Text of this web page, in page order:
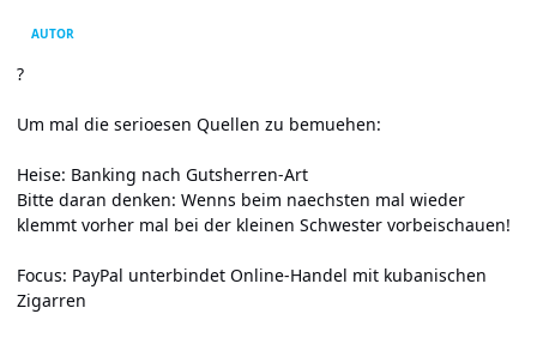
AUTOR
?
Um mal die serioesen Quellen zu bemuehen:
Heise: Banking nach Gutsherren-Art
Bitte daran denken: Wenns beim naechsten mal wieder
klemmt vorher mal bei der kleinen Schwester vorbeischauen!
Focus: PayPal unterbindet Online-Handel mit kubanischen
Zigarren